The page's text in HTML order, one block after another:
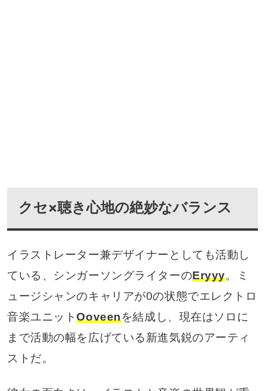
クセ×聴き心地の絶妙なバランス
イラストレーター兼デザイナーとしても活動し
ている、シンガーソングライターのEryyy。ミ
ュージシャンのキャリアが0の状態でエレクトロ
音楽ユニットOoveenを結成し、現在はソロに
まで活動の幅を広げている新進気鋭のアーティ
ストだ。